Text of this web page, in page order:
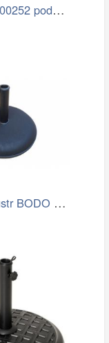
Garthen SC00252 podstavec na slunečník…
Přisazený lustr BODO 1xE27/60W/230V…